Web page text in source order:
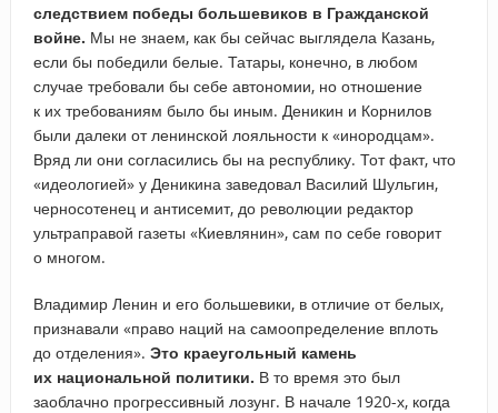
следствием победы большевиков в Гражданской
войне. Мы не знаем, как бы сейчас выглядела Казань,
если бы победили белые. Татары, конечно, в любом
случае требовали бы себе автономии, но отношение
к их требованиям было бы иным. Деникин и Корнилов
были далеки от ленинской лояльности к «инородцам».
Вряд ли они согласились бы на республику. Тот факт, что
«идеологией» у Деникина заведовал Василий Шульгин,
черносотенец и антисемит, до революции редактор
ультраправой газеты «Киевлянин», сам по себе говорит
о многом.
Владимир Ленин и его большевики, в отличие от белых,
признавали «право наций на самоопределение вплоть
до отделения». Это краеугольный камень
их национальной политики. В то время это был
заоблачно прогрессивный лозунг. В начале 1920-х, когда